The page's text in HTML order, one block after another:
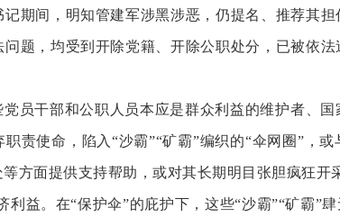
期间，明知管建军涉黑涉恶，仍提名、推荐其
题，均受到开除党籍、开除公职处分，已被依
党员干部和公职人员本应是群众利益的维护者、
责使命，陷入 “沙霸”“矿霸”编织的“伞网圈”，
方面提供支持帮助，或对其长期明目张胆疯狂开
利益。在“保护伞”的庇护下，这些“沙霸”“矿霸”